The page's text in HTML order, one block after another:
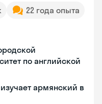
22 года опыта
по английской
армянский в